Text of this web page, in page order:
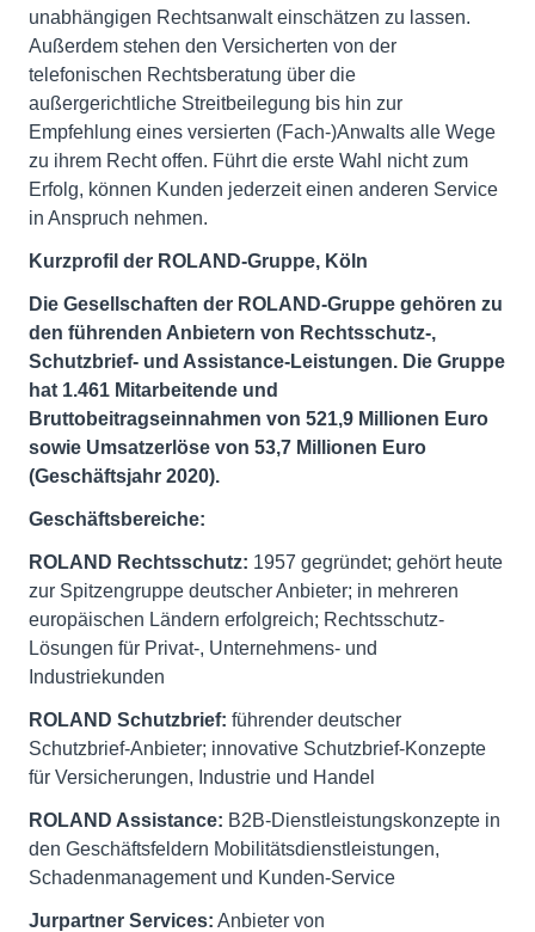
unabhängigen Rechtsanwalt einschätzen zu lassen.
Außerdem stehen den Versicherten von der
telefonischen Rechtsberatung über die
außergerichtliche Streitbeilegung bis hin zur
Empfehlung eines versierten (Fach-)Anwalts alle Wege
zu ihrem Recht offen. Führt die erste Wahl nicht zum
Erfolg, können Kunden jederzeit einen anderen Service
in Anspruch nehmen.
Kurzprofil der ROLAND-Gruppe, Köln
Die Gesellschaften der ROLAND-Gruppe gehören zu
den führenden Anbietern von Rechtsschutz-,
Schutzbrief- und Assistance-Leistungen. Die Gruppe
hat 1.461 Mitarbeitende und
Bruttobeitragseinnahmen von 521,9 Millionen Euro
sowie Umsatzerlöse von 53,7 Millionen Euro
(Geschäftsjahr 2020).
Geschäftsbereiche:
ROLAND Rechtsschutz: 1957 gegründet; gehört heute
zur Spitzengruppe deutscher Anbieter; in mehreren
europäischen Ländern erfolgreich; Rechtsschutz-
Lösungen für Privat-, Unternehmens- und
Industriekunden
ROLAND Schutzbrief: führender deutscher
Schutzbrief-Anbieter; innovative Schutzbrief-Konzepte
für Versicherungen, Industrie und Handel
ROLAND Assistance: B2B-Dienstleistungskonzepte in
den Geschäftsfeldern Mobilitätsdienstleistungen,
Schadenmanagement und Kunden-Service
Jurpartner Services: Anbieter von